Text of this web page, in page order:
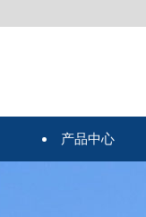
产品中心